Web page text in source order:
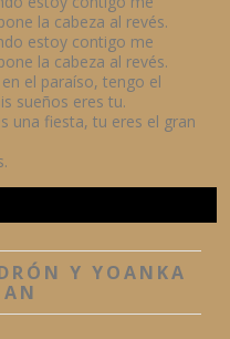
la cabeza al revés.
estoy contigo me
la cabeza al revés.
el paraíso, tengo el
sueños eres tu.
una fiesta, tu eres el gran
Y YOANKA